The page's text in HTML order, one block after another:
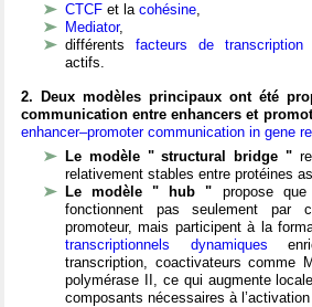
CTCF et la cohésine,
Mediator,
différents facteurs de transcription
actifs.
2. Deux modèles principaux ont été
communication entre enhancers et
enhancer–promoter communication in gene
Le modèle " structural bridge "
relativement stables entre protéines
Le modèle " hub " propose
fonctionnent pas seulement par
promoteur, mais participent à la
transcriptionnels dynamiques
transcription, coactivateurs comme
polymérase II, ce qui augmente
composants nécessaires à